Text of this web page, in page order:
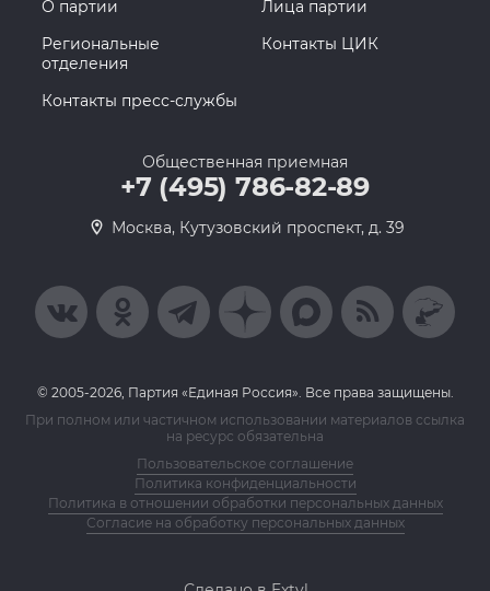
О партии
Лица партии
Региональные
отделения
Контакты ЦИК
Контакты пресс-службы
Общественная приемная
+7 (495) 786-82-89
Москва, Кутузовский проспект, д. 39
© 2005-2026, Партия «Единая Россия». Все права защищены.
При полном или частичном использовании материалов ссылка
на ресурс обязательна
Пользовательское соглашение
Политика конфиденциальности
Политика в отношении обработки персональных данных
Согласие на обработку персональных данных